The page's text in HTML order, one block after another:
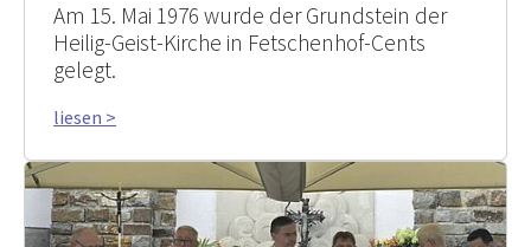
Am 15. Mai 1976 wurde der Grundstein der
Heilig-Geist-Kirche in Fetschenhof-Cents
gelegt.
liesen >